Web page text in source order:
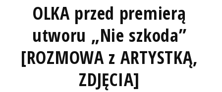
OLKA przed premierą
utworu „Nie szkoda”
[ROZMOWA z ARTYSTKĄ,
ZDJĘCIA]